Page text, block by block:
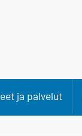
ja palvelut